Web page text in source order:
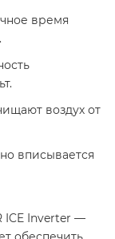
время
воздух от
вписывается
ICE Inverter —